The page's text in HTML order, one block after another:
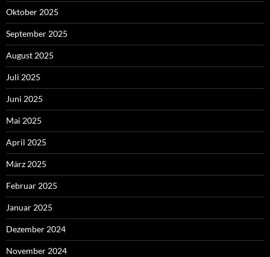
Oktober 2025
September 2025
August 2025
Juli 2025
Juni 2025
Mai 2025
April 2025
März 2025
Februar 2025
Januar 2025
Dezember 2024
November 2024